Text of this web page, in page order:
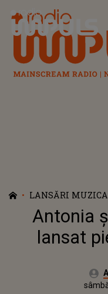
Radio Impuls
LANSĂRI
Antonia
lansat
vineri, 6 ianuarie 2023